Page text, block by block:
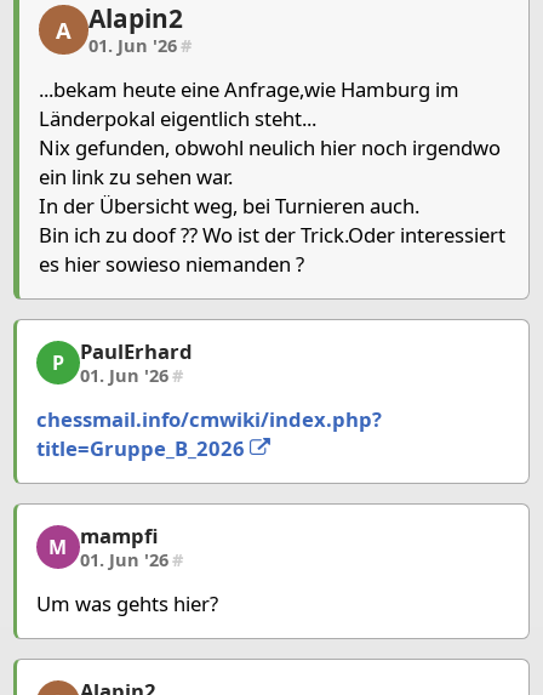
Alapin2, 1/5, 01. Jun '26
A Alapin2
01. Jun '26#
...bekam heute eine Anfrage,wie Hamburg im
Länderpokal eigentlich steht...
Nix gefunden, obwohl neulich hier noch irgendwo
ein link zu sehen war.
In der Übersicht weg, bei Turnieren auch.
Bin ich zu doof ?? Wo ist der Trick.Oder interessiert
es hier sowieso niemanden ?
PaulErhard, 2/5, 01. Jun '26
P PaulErhard
01. Jun '26#
chessmail.info/cmwiki/index.php?
title=Gruppe_B_2026
mampfi, 3/5, 01. Jun '26
M mampfi
01. Jun '26#
Um was gehts hier?